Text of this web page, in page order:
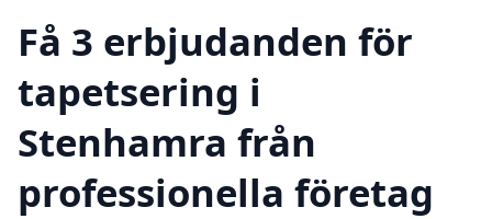
Få 3 erbjudanden för
tapetsering i
Stenhamra från
professionella företag